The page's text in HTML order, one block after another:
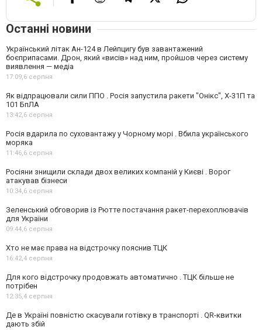
Останні новини
Український літак Ан-124 в Лейпцигу був завантажений
боєприпасами. Дрон, який «висів» над ним, пройшов через систему
виявлення — медіа
17:09,6 серпня
Як відпрацювали сили ППО . Росія запустила ракети "Онікс", Х-31П та
101 БпЛА
13:42,6 серпня
Росія вдарила по суховантажу у Чорному морі . Вбила українського
моряка
11:46,6 серпня
Росіяни знищили склади двох великих компаній у Києві . Ворог
атакував бізнеси
10:34,6 серпня
Зеленський обговорив із Рютте постачання ракет-перехоплювачів
для України
09:44,6 серпня
Хто не має права на відстрочку пояснив ТЦК
16:42,4 серпня
Для кого відстрочку продовжать автоматично . ТЦК більше не
потрібен
12:35,4 серпня
Де в Україні повністю скасували готівку в транспорті . QR-квитки
дають збій